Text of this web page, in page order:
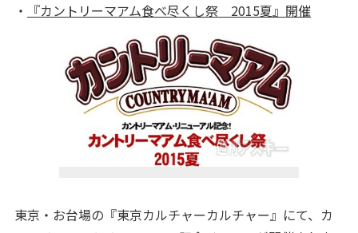
・ 『カントリーマアム食べ尽くし祭 2015夏』開催
東京・お台場の『東京カルチャーカルチャー』にて、カ